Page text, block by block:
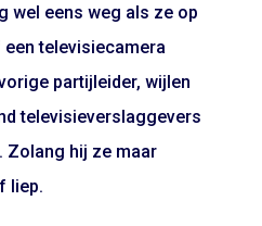
wel eens weg als ze op
televisiecamera
partijleider, wijlen
televisieverslaggevers
Zolang hij ze maar
liep.